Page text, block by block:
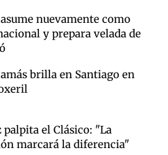
nuevamente como
y prepara velada de
brilla en Santiago en
el Clásico: "La
marcará la diferencia"